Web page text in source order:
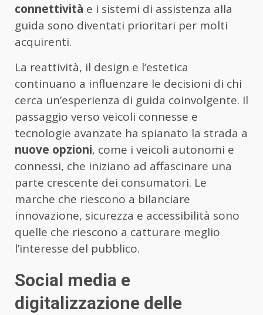
connettività e i sistemi di assistenza alla
guida sono diventati prioritari per molti
acquirenti.
La reattività, il design e l’estetica
continuano a influenzare le decisioni di chi
cerca un’esperienza di guida coinvolgente. Il
passaggio verso veicoli connesse e
tecnologie avanzate ha spianato la strada a
nuove opzioni, come i veicoli autonomi e
connessi, che iniziano ad affascinare una
parte crescente dei consumatori. Le
marche che riescono a bilanciare
innovazione, sicurezza e accessibilità sono
quelle che riescono a catturare meglio
l’interesse del pubblico.
Social media e
digitalizzazione delle